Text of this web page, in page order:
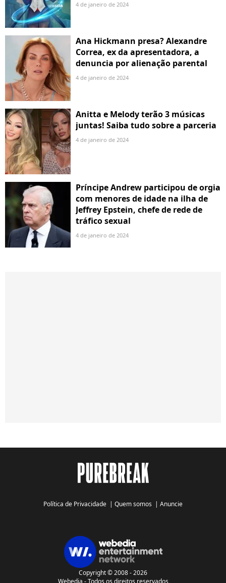
4 de janeiro de 2024
Ana Hickmann presa? Alexandre
Correa, ex da apresentadora, a
denuncia por alienação parental
4 de janeiro de 2024
Anitta e Melody terão 3 músicas
juntas! Saiba tudo sobre a parceria
4 de janeiro de 2024
Príncipe Andrew participou de orgia
com menores de idade na ilha de
Jeffrey Epstein, chefe de rede de
tráfico sexual
4 de janeiro de 2024
Política de Privacidade | Quem somos | Anuncie
Copyright © 2008 - 2026
Webedia - Todos os direitos reservados